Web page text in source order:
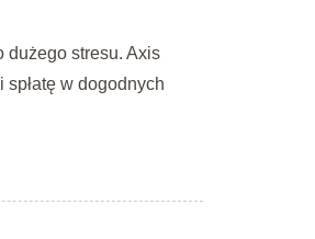
dużego stresu. Axis
w dogodnych